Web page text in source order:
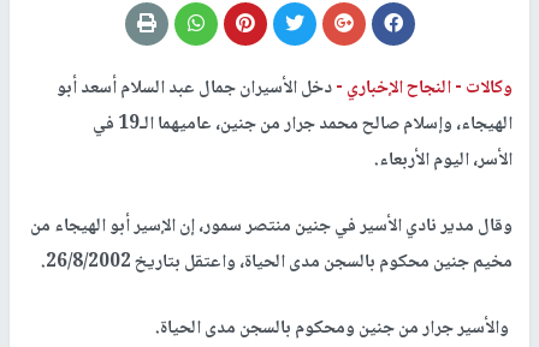
وكالات -النجاح الإخباري -دخل الأسيران جمال عبد السلام أسعد أبو
الهيجاء، وإسلام صالح محمد جرار من جنين، عاميهما الـ19 في
الأسر، اليوم الأربعاء.
وقال مدير نادي الأسير في جنين منتصر سمور، إن الإسير أبو الهيجاء من
مخيم جنين محكوم بالسجن مدى الحياة، واعتقل بتاريخ 26/8/2002.
والأسير جرار من جنين ومحكوم بالسجن مدى الحياة.